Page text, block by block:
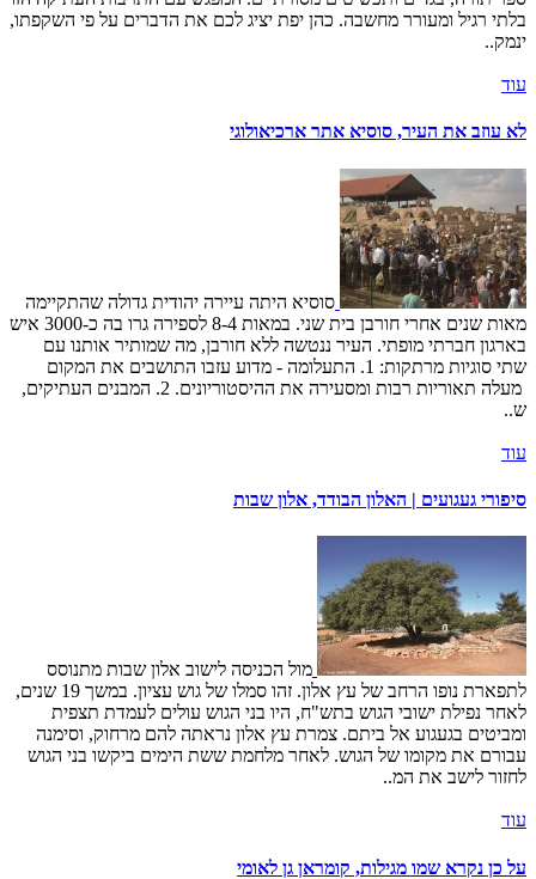
בלתי רגיל ומעורר מחשבה. כהן יפת יציג לכם את הדברים על פי השקפתו,
ינמק..
עוד
לא עוזב את העיר, סוסיא אתר ארכיאולוגי
סוסיא היתה עיירה יהודית גדולה שהתקיימה
מאות שנים אחרי חורבן בית שני. במאות 8-4 לספירה גרו בה כ-3000 איש
בארגון חברתי מופתי. העיר ננטשה ללא חורבן, מה שמותיר אותנו עם
שתי סוגיות מרתקות: 1. התעלומה - מדוע עזבו התושבים את המקום
מעלה תאוריות רבות ומסעירה את ההיסטוריונים. 2. המבנים העתיקים,
ש..
עוד
סיפורי געגועים | האלון הבודד, אלון שבות
מול הכניסה לישוב אלון שבות מתנוסס
לתפארת נופו הרחב של עץ אלון. זהו סמלו של גוש עציון. במשך 19 שנים,
לאחר נפילת ישובי הגוש בתש"ח, היו בני הגוש עולים לעמדת תצפית
ומביטים בגעגוע אל ביתם. צמרת עץ אלון נראתה להם מרחוק, וסימנה
עבורם את מקומו של הגוש. לאחר מלחמת ששת הימים ביקשו בני הגוש
לחזור לישב את המ..
עוד
על כן נקרא שמו מגילות, קומראן גן לאומי